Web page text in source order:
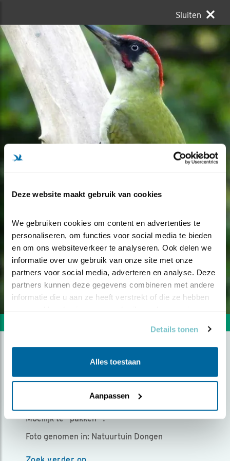
Deze website maakt gebruik van cookies
We gebruiken cookies om content en advertenties te
personaliseren, om functies voor social media te bieden
en om ons websiteverkeer te analyseren. Ook delen we
informatie over uw gebruik van onze site met onze
partners voor social media, adverteren en analyse. Deze
partners kunnen deze gegevens combineren met andere
informatie die u aan ze heeft verstrekt of die ze hebben
Details tonen
Alles toestaan
Aanpassen
Sluiten
ERG SCHUW, TOCH GELUKT !
1941 views
Moeilijk te "pakken" !
Foto genomen in: Natuurtuin Dongen